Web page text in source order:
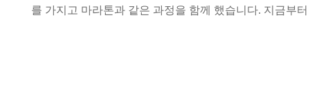
를 가지고 마라톤과 같은 과정을 함께 했습니다. 지금부